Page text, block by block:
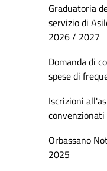
Graduatoria
servizio di
2026 / 2027
Domanda di
spese di
Iscrizioni
Orbassano
2025